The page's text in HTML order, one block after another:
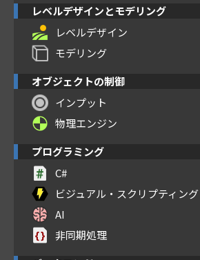
レベルデザインとモデリング
レベルデザイン
モデリング
オブジェクトの制御
インプット
物理エンジン
プログラミング
C#
ビジュアル・スクリプティング
AI
非同期処理